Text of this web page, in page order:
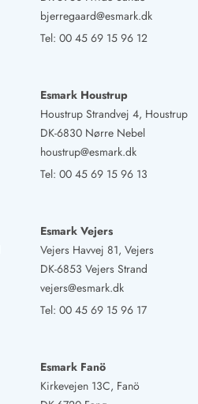
bjerregaard@esmark.dk
Tel: 00 45 69 15 96 12
Esmark Houstrup
Houstrup Strandvej 4, Houstrup
DK-6830 Nørre Nebel
houstrup@esmark.dk
Tel: 00 45 69 15 96 13
Esmark Vejers
Vejers Havvej 81, Vejers
DK-6853 Vejers Strand
vejers@esmark.dk
Tel: 00 45 69 15 96 17
Esmark Fanö
Kirkevejen 13C, Fanö